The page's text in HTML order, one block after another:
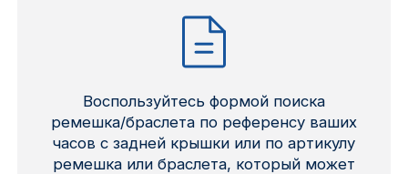
Воспользуйтесь формой поиска
ремешка/браслета по референсу ваших
часов с задней крышки или по артикулу
ремешка или браслета, который может